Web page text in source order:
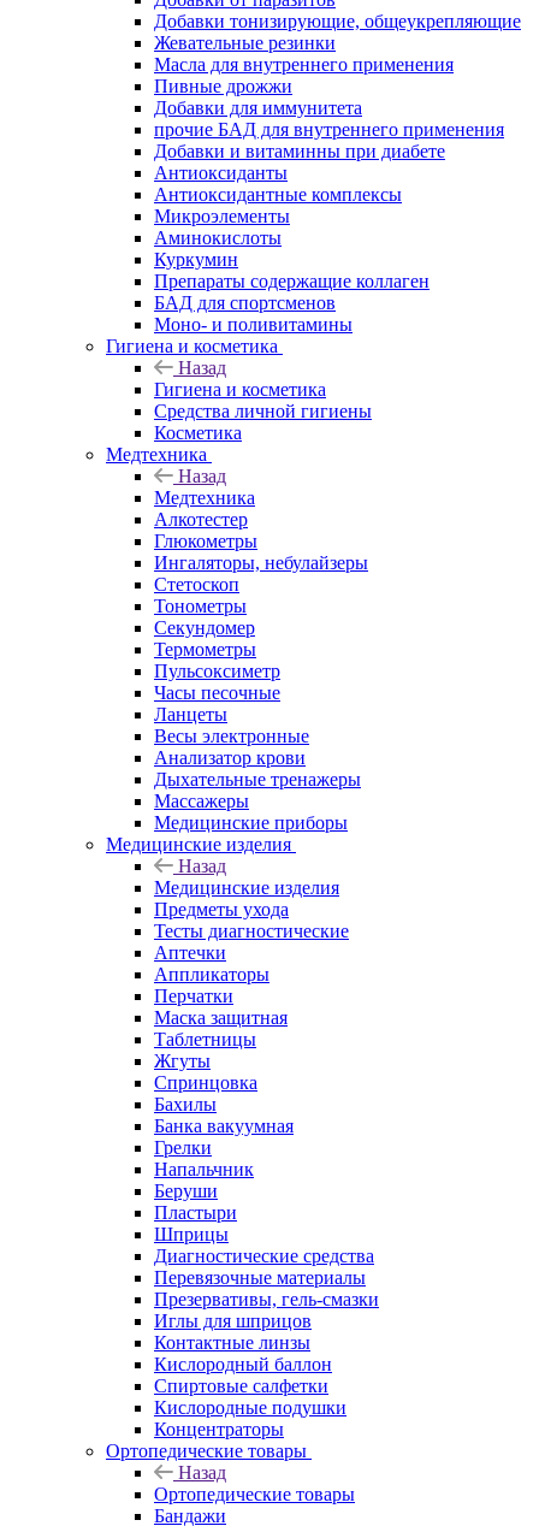
Добавки тонизирующие, общеукрепляющие
Жевательные резинки
Масла для внутреннего применения
Пивные дрожжи
Добавки для иммунитета
прочие БАД для внутреннего применения
Добавки и витаминны при диабете
Антиоксиданты
Антиоксидантные комплексы
Микроэлементы
Аминокислоты
Куркумин
Препараты содержащие коллаген
БАД для спортсменов
Моно- и поливитамины
Гигиена и косметика
Назад
Гигиена и косметика
Средства личной гигиены
Косметика
Медтехника
Назад
Медтехника
Алкотестер
Глюкометры
Ингаляторы, небулайзеры
Стетоскоп
Тонометры
Секундомер
Термометры
Пульсоксиметр
Часы песочные
Ланцеты
Весы электронные
Анализатор крови
Дыхательные тренажеры
Массажеры
Медицинские приборы
Медицинские изделия
Назад
Медицинские изделия
Предметы ухода
Тесты диагностические
Аптечки
Аппликаторы
Перчатки
Маска защитная
Таблетницы
Жгуты
Спринцовка
Бахилы
Банка вакуумная
Грелки
Напальчник
Беруши
Пластыри
Шприцы
Диагностические средства
Перевязочные материалы
Презервативы, гель-смазки
Иглы для шприцов
Контактные линзы
Кислородный баллон
Спиртовые салфетки
Кислородные подушки
Концентраторы
Ортопедические товары
Назад
Ортопедические товары
Бандажи